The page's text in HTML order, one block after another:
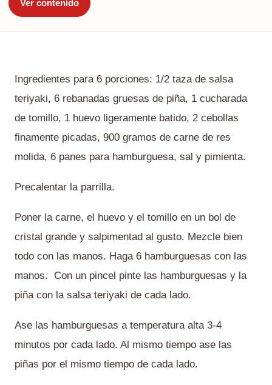
Ver contenido
Ingredientes para 6 porciones: 1/2 taza de salsa
teriyaki, 6 rebanadas gruesas de piña, 1 cucharada
de tomillo, 1 huevo ligeramente batido, 2 cebollas
finamente picadas, 900 gramos de carne de res
molida, 6 panes para hamburguesa, sal y pimienta.
Precalentar la parrilla.
Poner la carne, el huevo y el tomillo en un bol de
cristal grande y salpimentad al gusto. Mezcle bien
todo con las manos. Haga 6 hamburguesas con las
manos. Con un pincel pinte las hamburguesas y la
piña con la salsa teriyaki de cada lado.
Ase las hamburguesas a temperatura alta 3-4
minutos por cada lado. Al mismo tiempo ase las
piñas por el mismo tiempo de cada lado.